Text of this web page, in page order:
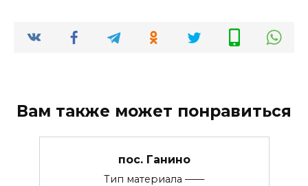
Вам также может понравиться
пос. Ганино
Тип материала ——